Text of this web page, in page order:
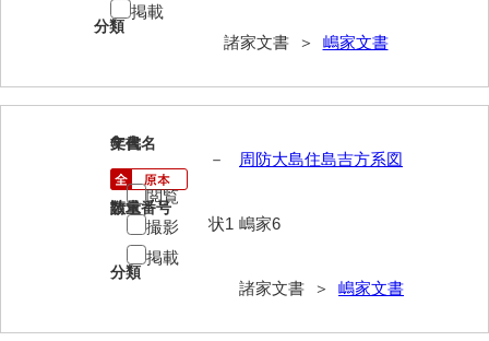
岡藤家文書
岡本家文書（島根県）
小川家文書
小川五郎収集史料
尾崎家文書
尾崎家文書（防府市）
分類
諸家文書 ＞ 嶋家文書
掲載
6
文書名
周防大島住島吉方系図
請求番号
嶋家6
分類
諸家文書 ＞ 嶋家文書
年代
－
数量
状1
閲覧
撮影
掲載